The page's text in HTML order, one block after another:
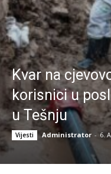
Kvar na
korisnici u
u Tešnju
Vijesti Administrator - 6.